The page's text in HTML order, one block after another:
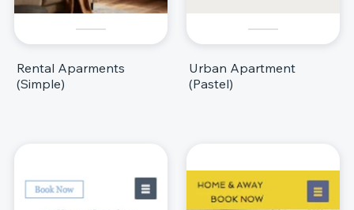
Rental Aparments
(Simple)
Urban Apartment
(Pastel)